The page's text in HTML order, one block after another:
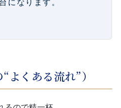
になります。
よくある流れ”）